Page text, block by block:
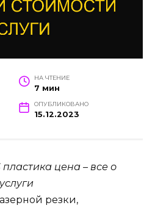
НА ЧТЕНИЕ
7 мин
ОПУБЛИКОВАНО
15.12.2023
цена – все о
резки,